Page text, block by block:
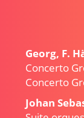
Georg, F.
Concerto
Concerto
Johan